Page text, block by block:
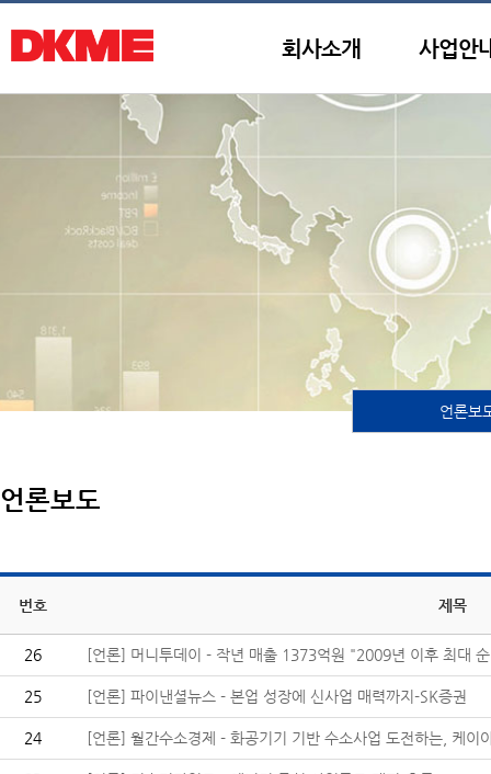
회사소개 사업안
언론보
언론보도
번호 제목
26 [언론] 머니투데이 - 작년 매출 1373억원 "2009년 이후 최대
25 [언론] 파이낸셜뉴스 - 본업 성장에 신사업 매력까지-SK증권
24 [언론] 월간수소경제 - 화공기기 기반 수소사업 도전하는, 케이